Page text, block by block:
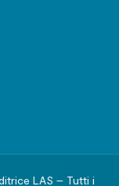
LAS – Tutti i